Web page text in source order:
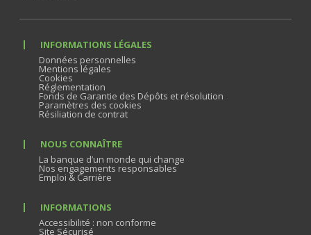
INFORMATIONS LÉGALES
Données personnelles
Mentions légales
Cookies
Réglementation
Fonds de Garantie des Dépôts et résolution
Paramètres des cookies
Résiliation de contrat
NOUS CONNAÎTRE
La banque d’un monde qui change
Nos engagements responsables
Emploi & Carrière
INFORMATIONS
Accessibilité : non conforme
Site Sécurisé